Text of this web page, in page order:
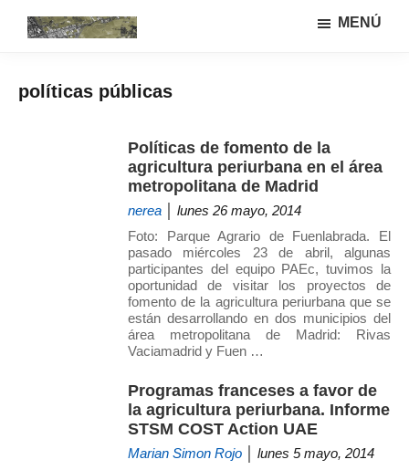
lateral
y
sistemas
investigación
MENÚ
políticas públicas
Políticas de fomento de la
agricultura periurbana en el área
metropolitana de Madrid
nerea │ lunes 26 mayo, 2014
Foto: Parque Agrario de Fuenlabrada. El
pasado miércoles 23 de abril, algunas
participantes del equipo PAEc, tuvimos la
oportunidad de visitar los proyectos de
fomento de la agricultura periurbana que se
están desarrollando en dos municipios del
área metropolitana de Madrid: Rivas
Vaciamadrid y Fuen …
Programas franceses a favor de
la agricultura periurbana. Informe
STSM COST Action UAE
Marian Simon Rojo │ lunes 5 mayo, 2014